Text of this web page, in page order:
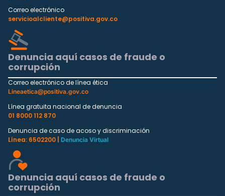
Correo electrónico
servicioalcliente@positiva.gov.co
Denuncia aquí casos de fraude o
corrupción
Correo electrónico de línea ética
Lineaetica@positiva.gov.co
Línea gratuita nacional de denuncia
01 8000 112 870
Denuncia de caso de acoso y discriminación
Línea: 6502200 |
Denuncia Virtual
Denuncia aquí casos de fraude o
corrupción